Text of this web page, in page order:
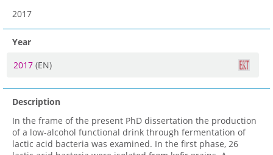
2017
Year
2017 (EN)
Description
In the frame of the present PhD dissertation the production
of a low-alcohol functional drink through fermentation of
lactic acid bacteria was examined. In the first phase, 26